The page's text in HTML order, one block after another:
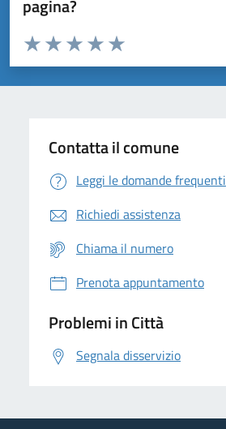
pagina?
Domanda
Valuta da 1 a 5 stelle la pagina
Valuta 5 stelle su 5
Valuta 4 stelle su 5
Valuta 3 stelle su 5
Valuta 2 stelle su 5
Valuta 1 stelle su 5
Contatta il comune
Leggi le domande frequenti
Richiedi assistenza
Chiama il numero
Prenota appuntamento
Problemi in Città
Segnala disservizio